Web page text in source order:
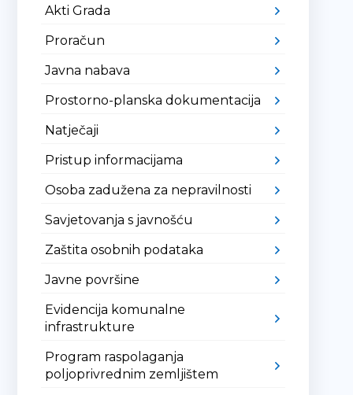
Akti Grada
Proračun
Javna nabava
Prostorno-planska dokumentacija
Natječaji
Pristup informacijama
Osoba zadužena za nepravilnosti
Savjetovanja s javnošću
Zaštita osobnih podataka
Javne površine
Evidencija komunalne
infrastrukture
Program raspolaganja
poljoprivrednim zemljištem